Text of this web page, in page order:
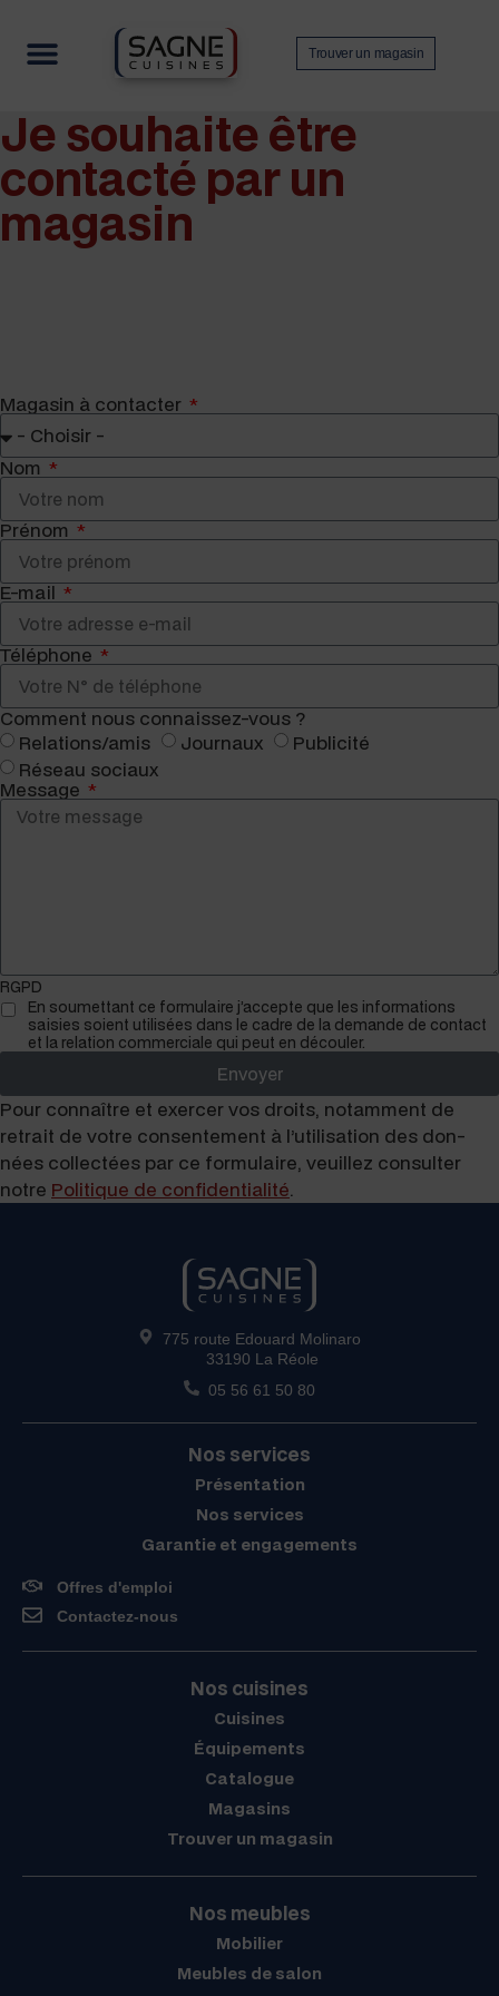
Trouver un magasin
Je souhaite être
contacté par un
magasin
Mag­a­sin à contacter
Nom
Prénom
E-mail
Téléphone
Com­ment nous connaissez-vous ?
Relations/amis
Jour­naux
Pub­lic­ité
Réseau soci­aux
Message
RGPD
En soumet­tant ce for­mu­laire j’accepte que les infor­ma­tions
saisies soient util­isées dans le cadre de la demande de con­tact
et la rela­tion com­mer­ciale qui peut en découler.
Envoyer
Pour con­naître et exercer vos droits, notam­ment de
retrait de votre con­sen­te­ment à l’utilisation des don­
nées col­lec­tées par ce for­mu­laire, veuillez con­sul­ter
notre Poli­tique de con­fi­den­tial­ité.
775 route Edouard Molinaro
33190 La Réole
05 56 61 50 80
Nos services
Présentation
Nos services
Garantie et engagements
Offres d'emploi
Contactez-nous
Nos cuisines
Cuisines
Équipements
Catalogue
Magasins
Trouver un magasin
Nos meubles
Mobilier
Meubles de salon